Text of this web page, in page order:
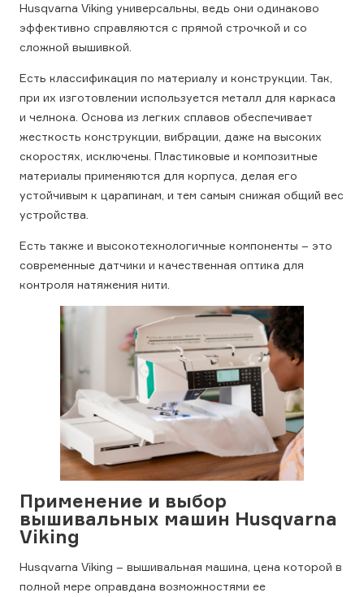
Husqvarna Viking универсальны, ведь они одинаково
эффективно справляются с прямой строчкой и со
сложной вышивкой.
Есть классификация по материалу и конструкции. Так,
при их изготовлении используется металл для каркаса
и челнока. Основа из легких сплавов обеспечивает
жесткость конструкции, вибрации, даже на высоких
скоростях, исключены. Пластиковые и композитные
материалы применяются для корпуса, делая его
устойчивым к царапинам, и тем самым снижая общий вес
устройства.
Есть также и высокотехнологичные компоненты – это
современные датчики и качественная оптика для
контроля натяжения нити.
Применение и выбор
вышивальных машин Husqvarna
Viking
Husqvarna Viking – вышивальная машина, цена которой в
полной мере оправдана возможностями ее